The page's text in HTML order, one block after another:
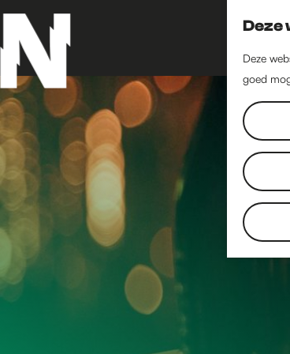
Deze
Deze
goed